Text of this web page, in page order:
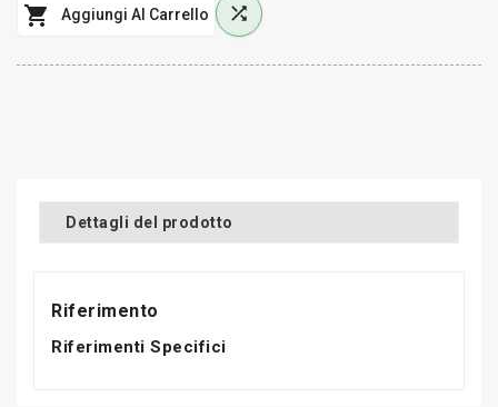
 Aggiungi Al Carrello 
Dettagli del prodotto
Riferimento
Riferimenti Specifici